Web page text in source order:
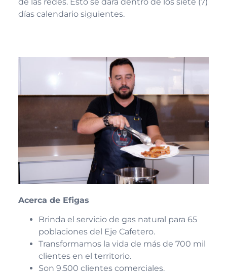
días calendario siguientes.
Acerca de Efigas
Brinda el servicio de gas natural para 65
poblaciones del Eje Cafetero.
Transformamos la vida de más de 700 mil
clientes en el territorio.
Son 9.500 clientes comerciales.